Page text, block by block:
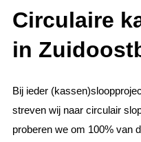
Circulaire
in
Bij ieder
streven wij naar circulair
proberen we om 100% van